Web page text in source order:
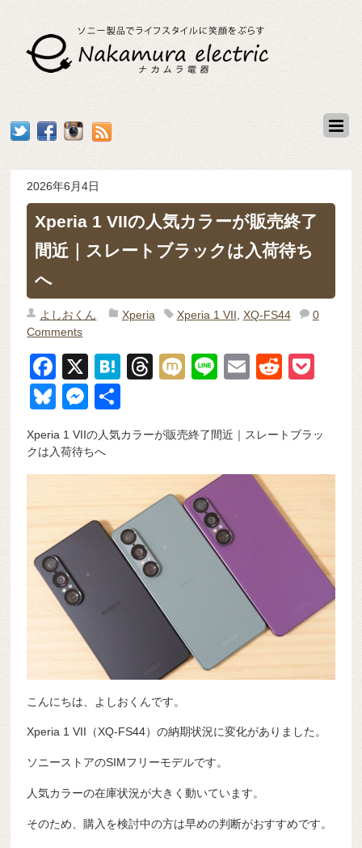
2026年6月4日
Xperia 1 VIIの人気カラーが販売終了
間近｜スレートブラックは入荷待ち
へ
よしおくん Xperia Xperia 1 VII XQ-FS44
0
Comments
F
a
c
e
b
k
X
H
n
a
T
a
d
s
M
Li
E
R
di
t
et
Bl
e
sk
M
e
ss
e
g
er
Xperia 1 VIIの人気カラーが販売終了間近｜スレートブラッ
クは入荷待ちへ
こんにちは、よしおくんです。
Xperia 1 VII（XQ-FS44）の納期状況に変化がありました。
ソニーストアのSIMフリーモデルです。
人気カラーの在庫状況が大きく動いています。
そのため、購入を検討中の方は早めの判断がおすすめです。